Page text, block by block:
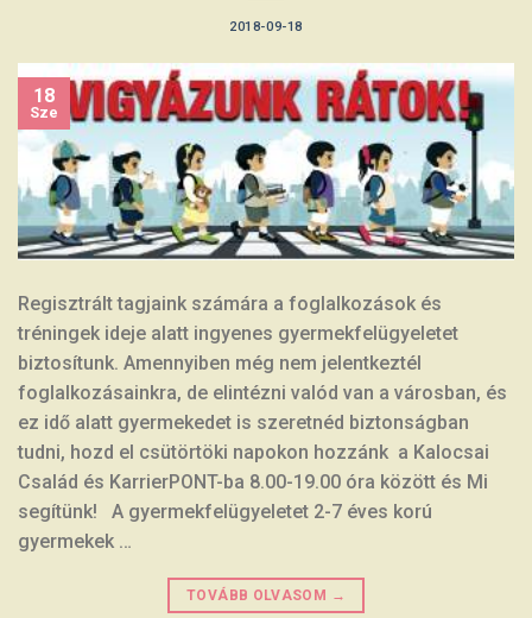
2018-09-18
18
Sze
Regisztrált tagjaink számára a foglalkozások és
tréningek ideje alatt ingyenes gyermekfelügyeletet
biztosítunk. Amennyiben még nem jelentkeztél
foglalkozásainkra, de elintézni valód van a városban, és
ez idő alatt gyermekedet is szeretnéd biztonságban
tudni, hozd el csütörtöki napokon hozzánk a Kalocsai
Család és KarrierPONT-ba 8.00-19.00 óra között és Mi
segítünk! A gyermekfelügyeletet 2-7 éves korú
gyermekek …
TOVÁBB OLVASOM →